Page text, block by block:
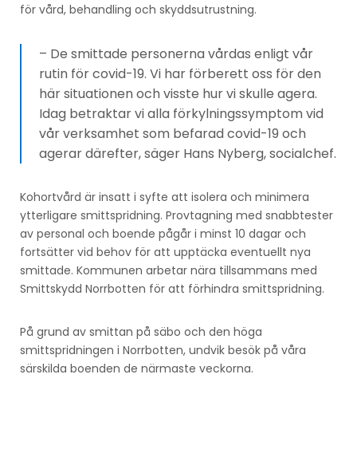
för vård, behandling och skyddsutrustning.
– De smittade personerna vårdas enligt vår
rutin för covid-19. Vi har förberett oss för den
här situationen och visste hur vi skulle agera.
Idag betraktar vi alla förkylningssymptom vid
vår verksamhet som befarad covid-19 och
agerar därefter, säger Hans Nyberg, socialchef.
Kohortvård är insatt i syfte att isolera och minimera
ytterligare smittspridning. Provtagning med snabbtester
av personal och boende pågår i minst 10 dagar och
fortsätter vid behov för att upptäcka eventuellt nya
smittade. Kommunen arbetar nära tillsammans med
Smittskydd Norrbotten för att förhindra smittspridning.
På grund av smittan på säbo och den höga
smittspridningen i Norrbotten, undvik besök på våra
särskilda boenden de närmaste veckorna.